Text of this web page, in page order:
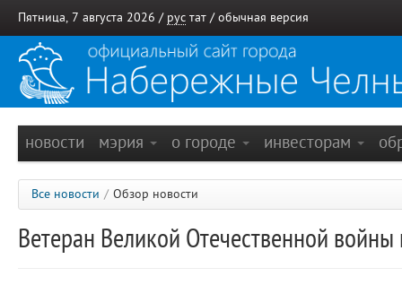
Пятница, 7 августа 2026 / рус тат / обычная версия
новости мэрия о городе инвесторам
Все новости / Обзор новости
Ветеран Великой Отечественной